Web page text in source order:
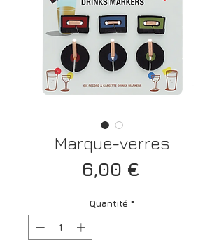
Marque-verres
6,00 €Prix
Quantité *